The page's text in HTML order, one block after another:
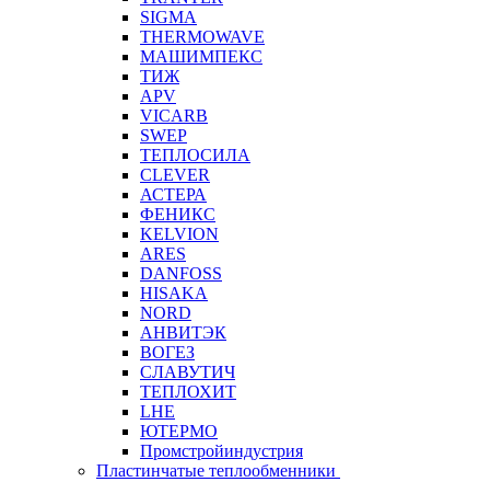
SIGMA
THERMOWAVE
МАШИМПЕКС
ТИЖ
APV
VICARB
SWEP
ТЕПЛОСИЛА
CLEVER
АСТЕРА
ФЕНИКС
KELVION
ARES
DANFOSS
HISAKA
NORD
АНВИТЭК
ВОГЕЗ
СЛАВУТИЧ
ТЕПЛОХИТ
LHE
ЮТЕРМО
Промстройиндустрия
Пластинчатые теплообменники